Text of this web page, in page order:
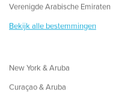
Verenigde Arabische Emiraten
Bekijk alle bestemmingen
New York & Aruba
Curaçao & Aruba